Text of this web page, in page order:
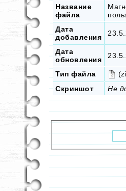
Название
файла
Дата
добавления
Дата
обновления
Тип файла
Скриншот
Не